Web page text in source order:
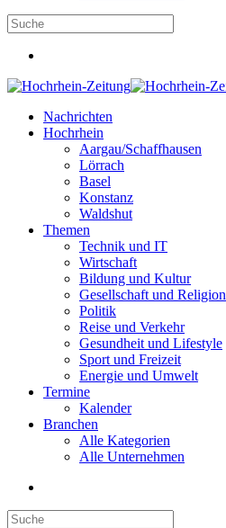
Nachrichten
Hochrhein
Aargau/Schaffhausen
Lörrach
Basel
Konstanz
Waldshut
Themen
Technik und IT
Wirtschaft
Bildung und Kultur
Gesellschaft und Religion
Politik
Reise und Verkehr
Gesundheit und Lifestyle
Sport und Freizeit
Energie und Umwelt
Termine
Kalender
Branchen
Alle Kategorien
Alle Unternehmen